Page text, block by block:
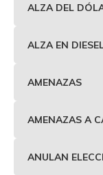
ALZA DEL
ALZA EN
AMENAZAS
AMENAZAS A
ANULAN